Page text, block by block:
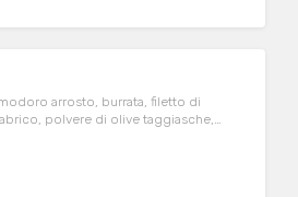
arrosto, burrata, filetto di
polvere di olive taggiasche,
rosso